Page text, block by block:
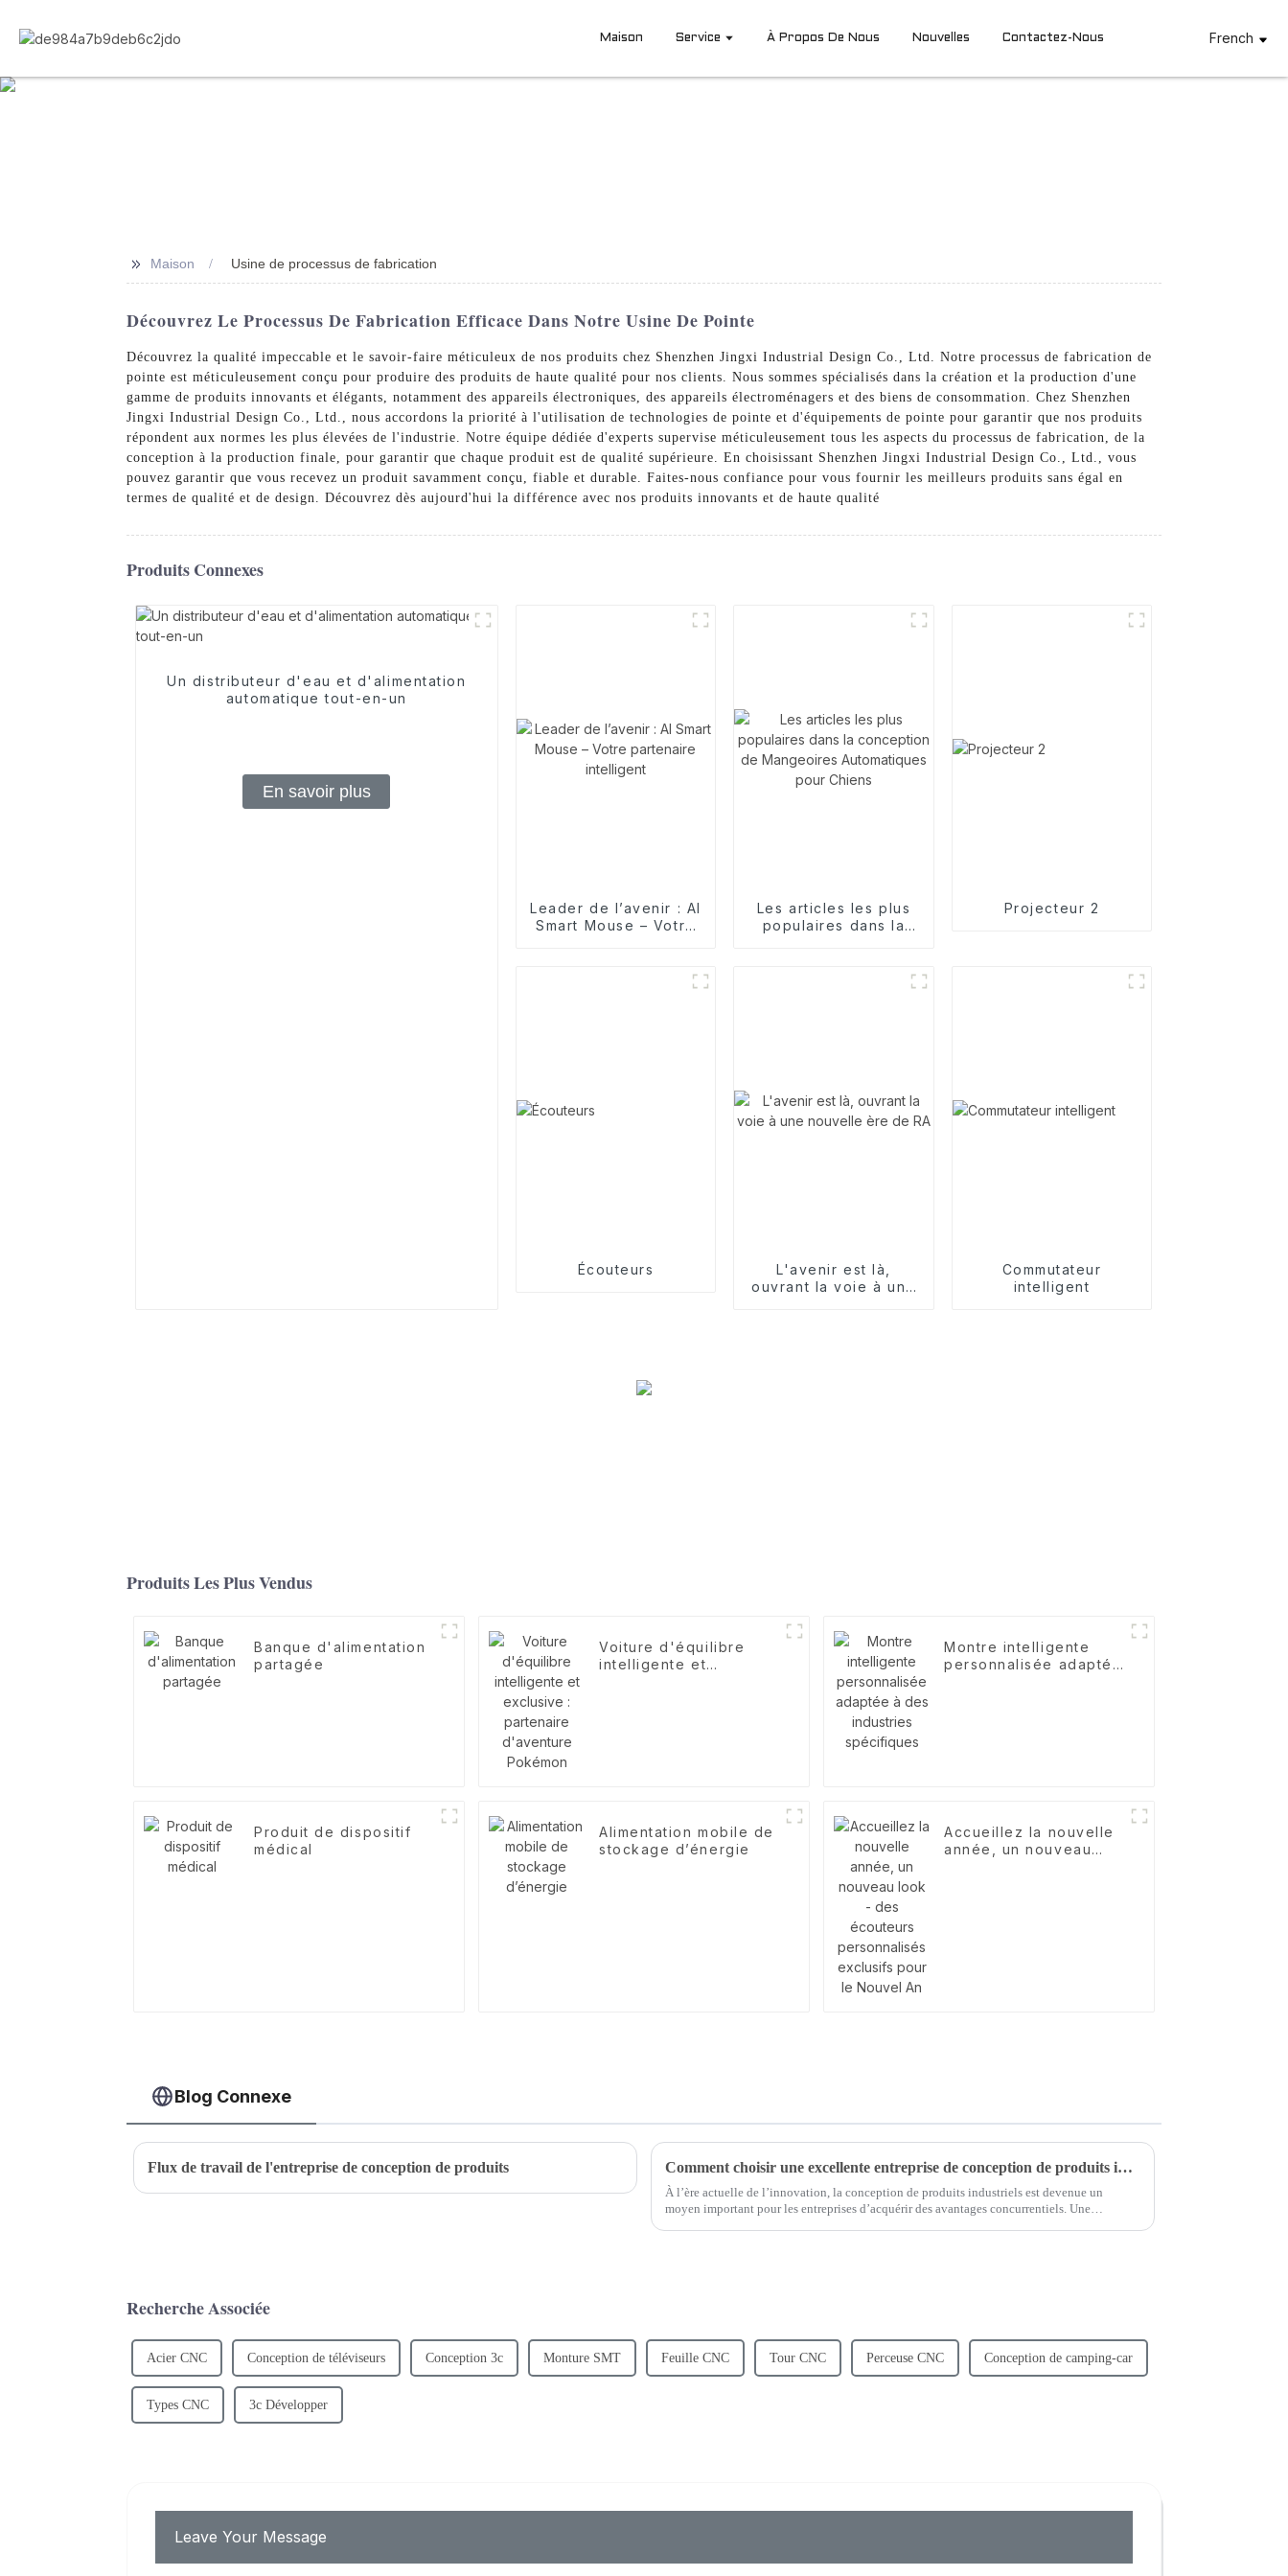
Maison Service À Propos De Nous Nouvelles Contactez-Nous French
>> Maison Usine de processus de fabrication
Découvrez Le Processus De Fabrication Efficace Dans Notre Usine De Pointe
Découvrez la qualité impeccable et le savoir-faire méticuleux de nos produits chez Shenzhen Jingxi Industrial Design Co., Ltd. Notre processus de fabrication de
pointe est méticuleusement conçu pour produire des produits de haute qualité pour nos clients. Nous sommes spécialisés dans la création et la production d'une
gamme de produits innovants et élégants, notamment des appareils électroniques, des appareils électroménagers et des biens de consommation. Chez Shenzhen
Jingxi Industrial Design Co., Ltd., nous accordons la priorité à l'utilisation de technologies de pointe et d'équipements de pointe pour garantir que nos produits
répondent aux normes les plus élevées de l'industrie. Notre équipe dédiée d'experts supervise méticuleusement tous les aspects du processus de fabrication, de la
conception à la production finale, pour garantir que chaque produit est de qualité supérieure. En choisissant Shenzhen Jingxi Industrial Design Co., Ltd., vous
pouvez garantir que vous recevez un produit savamment conçu, fiable et durable. Faites-nous confiance pour vous fournir les meilleurs produits sans égal en
termes de qualité et de design. Découvrez dès aujourd'hui la différence avec nos produits innovants et de haute qualité
Produits Connexes
Un distributeur d'eau et d'alimentation
automatique tout-en-un
En savoir plus
Leader de l’avenir : AI
Smart Mouse – Votre
Les articles les plus
populaires dans la
Projecteur 2
Écouteurs
L'avenir est là,
ouvrant la voie à une
Commutateur
intelligent
Produits Les Plus Vendus
Banque d'alimentation
partagée
Voiture d'équilibre
intelligente et
Montre intelligente
personnalisée adaptée
Produit de dispositif
médical
Alimentation mobile de
stockage d’énergie
Accueillez la nouvelle
année, un nouveau
Blog Connexe
Flux de travail de l'entreprise de conception de produits Comment choisir une excellente entreprise de conception de produits industriels ?
À l’ère actuelle de l’innovation, la conception de produits industriels est devenue un
moyen important pour les entreprises d’acquérir des avantages concurrentiels. Une
Recherche Associée
Acier CNC Conception de téléviseurs Conception 3c Monture SMT Feuille CNC Tour CNC Perceuse CNC Conception de camping-car
Types CNC 3c Développer
Leave Your Message